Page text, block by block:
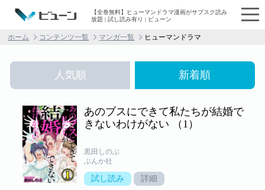
【全巻無料】ヒューマンドラマ漫画がサブスク読み
放題 | 試し読み有り | ビューン
ホーム コンテンツ一覧 マンガ一覧 ヒューマンドラマ
人気順 新着順
あのブスにできて私たちが結婚で
きないわけがない （1）
黒田しのぶ
ぶんか社
試し読み 詳細